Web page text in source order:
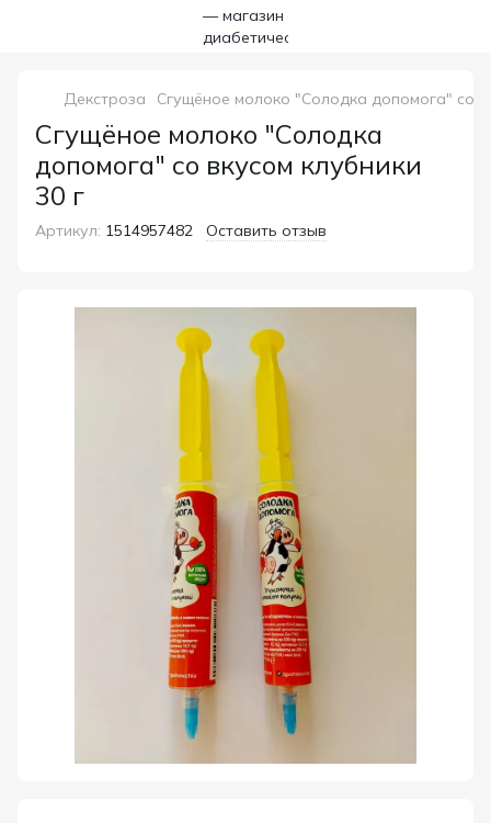
Декстроза Сгущёное молоко "Солодка допомога" со
Сгущёное молоко "Солодка
допомога" со вкусом клубники
30 г
Артикул: 1514957482 Оставить отзыв